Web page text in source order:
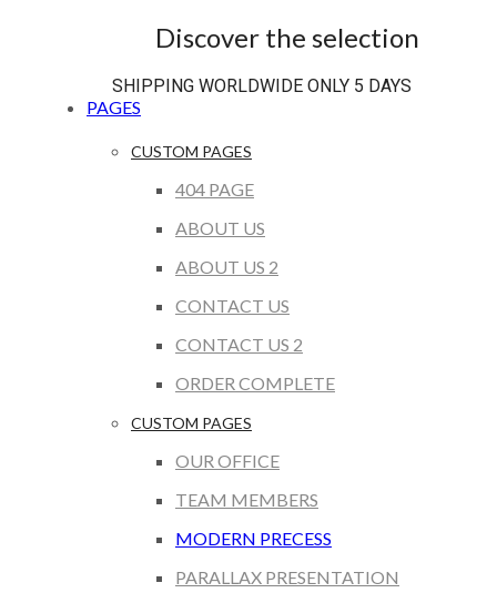
Discover the selection
SHIPPING WORLDWIDE ONLY 5 DAYS
PAGES
CUSTOM PAGES
404 PAGE
ABOUT US
ABOUT US 2
CONTACT US
CONTACT US 2
ORDER COMPLETE
CUSTOM PAGES
OUR OFFICE
TEAM MEMBERS
MODERN PRECESS
PARALLAX PRESENTATION